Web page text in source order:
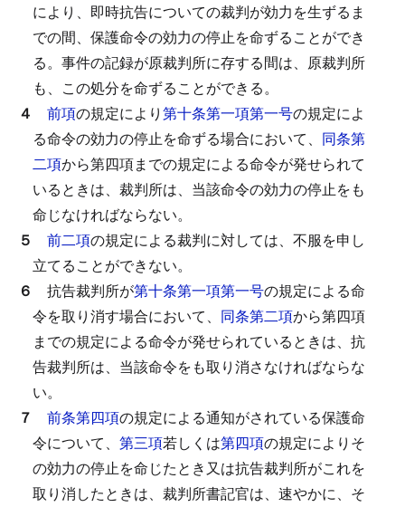
により、即時抗告についての裁判が効力を生ずるま
での間、保護命令の効力の停止を命ずることができ
る。 事件の記録が原裁判所に存する間は、原裁判所
も、この処分を命ずることができる。
４ 前項の規定により第十条第一項第一号の規定によ
る命令の効力の停止を命ずる場合において、 同条第
二項から第四項までの規定による命令が発せられて
いるときは、裁判所は、当該命令の効力の停止をも
命じなければならない。
５ 前二項の規定による裁判に対しては、不服を申し
立てることができない。
６ 抗告裁判所が第十条第一項第一号の規定による命
令を取り消す場合において、 同条第二項から第四項
までの規定による命令が発せられているときは、抗
告裁判所は、当該命令をも取り消さなければならな
い。
７ 前条第四項の規定による通知がされている保護命
令について、 第三項若しくは第四項の規定によりそ
の効力の停止を命じたとき又は抗告裁判所がこれを
取り消したときは、裁判所書記官は、速やかに、そ